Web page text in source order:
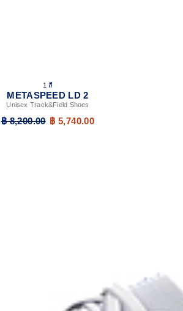
1 สี
METASPEED LD 2
Unisex Track&Field Shoes
฿ 8,200.00 ฿ 5,740.00